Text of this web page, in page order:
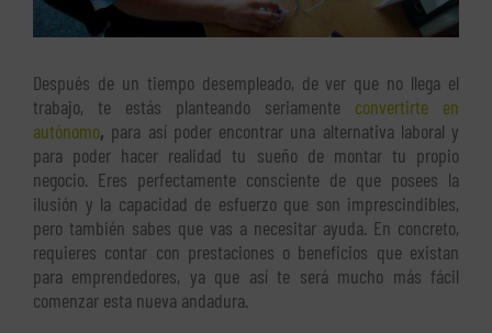
Después de un tiempo desempleado, de ver que no llega el
trabajo, te estás planteando seriamente convertirte en
autónomo, para así poder encontrar una alternativa laboral y
para poder hacer realidad tu sueño de montar tu propio
negocio. Eres perfectamente consciente de que posees la
ilusión y la capacidad de esfuerzo que son imprescindibles,
pero también sabes que vas a necesitar ayuda. En concreto,
requieres contar con prestaciones o beneficios que existan
para emprendedores, ya que así te será mucho más fácil
comenzar esta nueva andadura.